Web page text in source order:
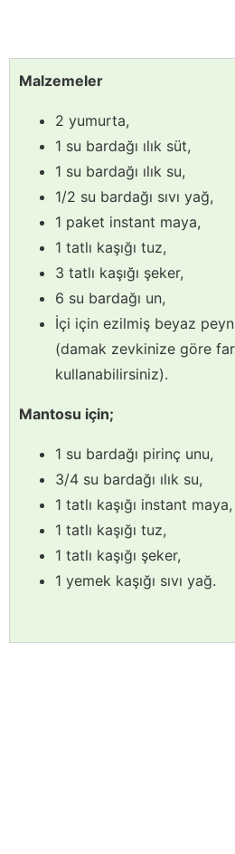
Malzemeler
2 yumurta,
1 su bardağı ılık süt,
1 su bardağı ılık su,
1/2 su bardağı sıvı yağ,
1 paket instant maya,
1 tatlı kaşığı tuz,
3 tatlı kaşığı şeker,
6 su bardağı un,
İçi için ezilmiş beyaz
(damak zevkinize göre
kullanabilirsiniz).
Mantosu için;
1 su bardağı pirinç unu,
3/4 su bardağı ılık su,
1 tatlı kaşığı instant maya,
1 tatlı kaşığı tuz,
1 tatlı kaşığı şeker,
1 yemek kaşığı sıvı yağ.